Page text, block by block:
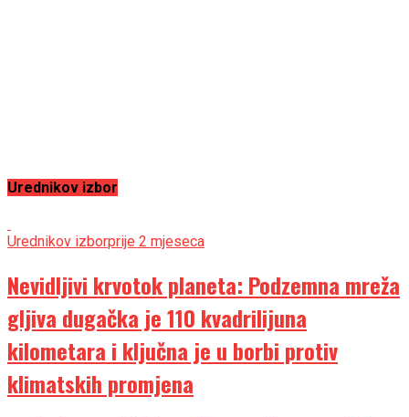
Urednikov izbor
Urednikov izborprije 2 mjeseca
Nevidljivi krvotok planeta: Podzemna mreža
gljiva dugačka je 110 kvadrilijuna
kilometara i ključna je u borbi protiv
klimatskih promjena